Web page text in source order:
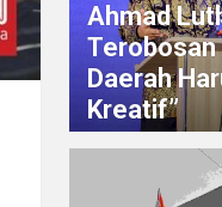
Ahmad
Terobosan
Daerah
Kreatif”